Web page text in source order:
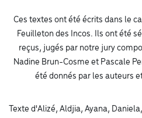
Ces textes ont été écrits dans le
Feuilleton des Incos. Ils ont été
reçus, jugés par notre jury
Nadine Brun-Cosme et Pascale
été donnés par les auteurs
Texte d'Alizé, Aldjia, Ayana,